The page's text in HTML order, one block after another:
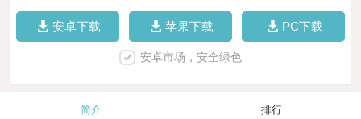
安卓下载 苹果下载 PC下载
安卓市场，安全绿色
简介 排行